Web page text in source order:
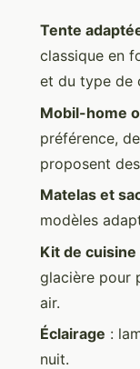
Tente
classique en
et du type de
Mobil-home
préférence,
proposent
Matelas et
modèles
Kit de
glacière pour
air.
Éclairage :
nuit.